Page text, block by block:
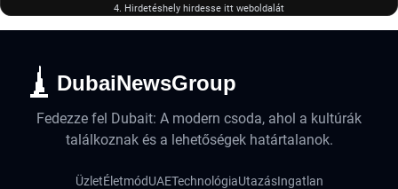
4. Hirdetéshely hirdesse itt weboldalát
DubaiNewsGroup
Fedezze fel Dubait: A modern csoda, ahol a kultúrák
találkoznak és a lehetőségek határtalanok.
ÜzletÉletmódUAETechnológiaUtazásIngatlan